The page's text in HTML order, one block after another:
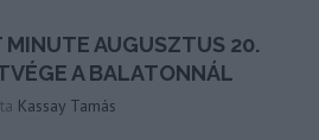
MINUTE AUGUSZTUS 20.
A BALATONNÁL
Kassay Tamás